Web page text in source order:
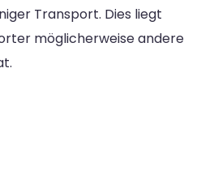
Transport. Dies liegt
möglicherweise andere